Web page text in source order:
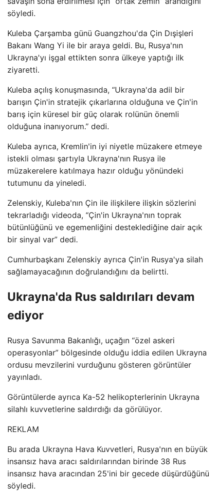
söyledi.
Kuleba Çarşamba günü Guangzhou'da Çin Dışişleri
Bakanı Wang Yi ile bir araya geldi. Bu, Rusya'nın
Ukrayna'yı işgal ettikten sonra ülkeye yaptığı ilk
ziyaretti.
Kuleba açılış konuşmasında, “Ukrayna'da adil bir
barışın Çin'in stratejik çıkarlarına olduğuna ve Çin'in
barış için küresel bir güç olarak rolünün önemli
olduğuna inanıyorum.” dedi.
Kuleba ayrıca, Kremlin'in iyi niyetle müzakere etmeye
istekli olması şartıyla Ukrayna'nın Rusya ile
müzakerelere katılmaya hazır olduğu yönündeki
tutumunu da yineledi.
Zelenskiy, Kuleba'nın Çin ile ilişkilere ilişkin sözlerini
tekrarladığı videoda, “Çin'in Ukrayna'nın toprak
bütünlüğünü ve egemenliğini desteklediğine dair açık
bir sinyal var” dedi.
Cumhurbaşkanı Zelenskiy ayrıca Çin'in Rusya'ya silah
sağlamayacağının doğrulandığını da belirtti.
Ukrayna'da Rus saldırıları devam
ediyor
Rusya Savunma Bakanlığı, uçağın “özel askeri
operasyonlar” bölgesinde olduğu iddia edilen Ukrayna
ordusu mevzilerini vurduğunu gösteren görüntüler
yayınladı.
Görüntülerde ayrıca Ka-52 helikopterlerinin Ukrayna
silahlı kuvvetlerine saldırdığı da görülüyor.
REKLAM
Bu arada Ukrayna Hava Kuvvetleri, Rusya'nın en büyük
insansız hava aracı saldırılarından birinde 38 Rus
insansız hava aracından 25'ini bir gecede düşürdüğünü
söyledi.